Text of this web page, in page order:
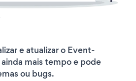
e atualizar o Event-
mais tempo e pode
ou bugs.